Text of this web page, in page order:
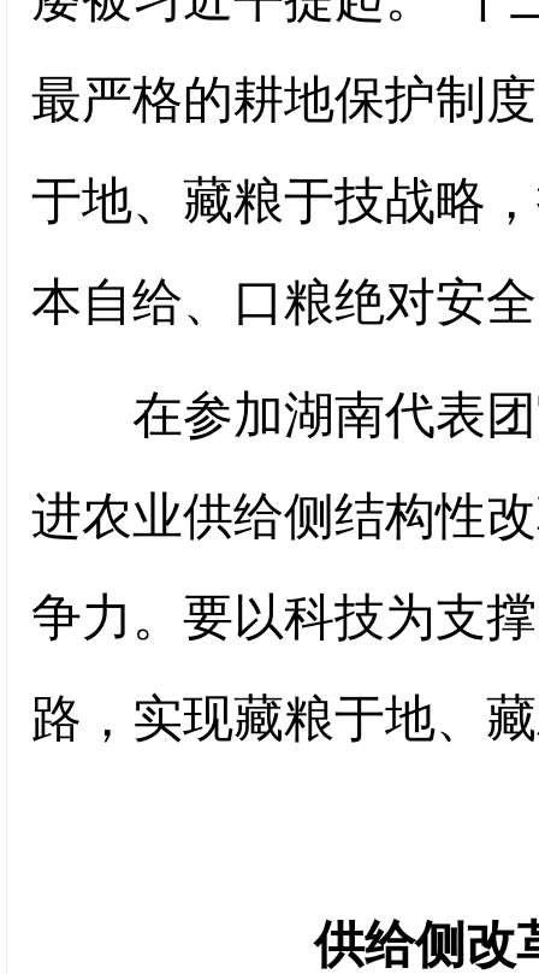
最严格的耕地保护制
于地、藏粮于技战略
本自给、口粮绝对安
在参加湖南代表团
进农业供给侧结构性
争力。要以科技为支
路，实现藏粮于地、
供给侧改